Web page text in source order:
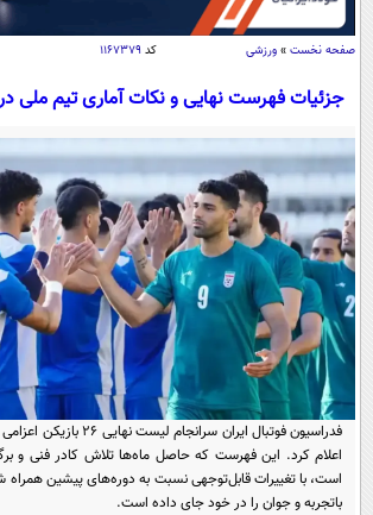
اقتصاد
اقتصادی
جامعه
حوادث
سلامت
یک برش دانایی
محیط زیست
سفر و تفریح
بین الملل
سیاست خارجی
فرهنگ و هنر
علم و دانش
فناوری و It
علمی
اخبار کریپتو
قرآن
گوناگون
سرگرمی
باشگاه مغز
مجله تصویری سلاح
فیلم
اقتصاد
ورزش
سیاست
عصر ایران 2
خواندنی ها و دیدنی ها
داستان کوتاه
آموزش زبان
صفحه نخست » ورزشی کد۱۱۶۷۳۷۹
جزئیات فهرست نهایی و نکات آماری تیم ملی در
فدراسیون فوتبال ایران
اعلام کرد. این فهرست که حاصل ماه‌ها تلاش کادر فنی و
است، با تغییرات قابل‌توجهی نسبت به دوره‌های پیشین همراه
باتجربه و جوان را در خود جای داده است.